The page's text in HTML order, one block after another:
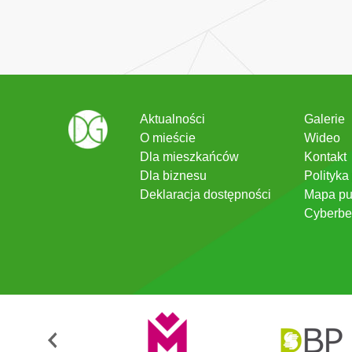
Aktualności
O mieście
Dla mieszkańców
Dla biznesu
Deklaracja dostępności
Galerie
Wideo
Kontakt
Mapa